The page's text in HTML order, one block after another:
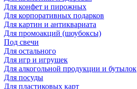
Для конфет и пирожных
Для корпоративных подарков
Для картин и антиквариата
Для промоакций (шоубоксы)
Под свечи
Для остального
Для игр и игрушек
Для алкогольной продукции и бутылок
Для посуды
Для пластиковых карт